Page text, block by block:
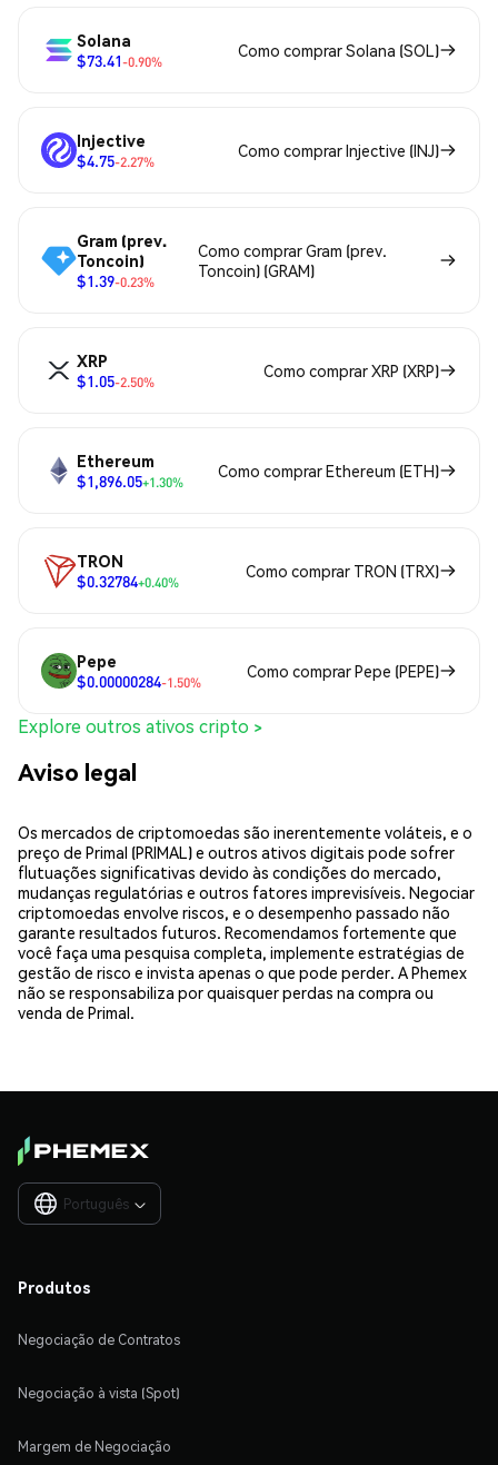
Solana
$73.41-0.90%
Como comprar Solana (SOL)
Injective
$4.75-2.27%
Como comprar Injective (INJ)
Gram (prev.
Toncoin)
$1.39-0.23%
Como comprar Gram (prev.
Toncoin) (GRAM)
XRP
$1.05-2.50%
Como comprar XRP (XRP)
Ethereum
$1,896.05+1.30%
Como comprar Ethereum (ETH)
TRON
$0.32784+0.40%
Como comprar TRON (TRX)
Pepe
$0.00000284-1.50%
Como comprar Pepe (PEPE)
Explore outros ativos cripto >
Aviso legal
Os mercados de criptomoedas são inerentemente voláteis, e o
preço de Primal (PRIMAL) e outros ativos digitais pode sofrer
flutuações significativas devido às condições do mercado,
mudanças regulatórias e outros fatores imprevisíveis. Negociar
criptomoedas envolve riscos, e o desempenho passado não
garante resultados futuros. Recomendamos fortemente que
você faça uma pesquisa completa, implemente estratégias de
gestão de risco e invista apenas o que pode perder. A Phemex
não se responsabiliza por quaisquer perdas na compra ou
venda de Primal.
Português 
Produtos
Negociação de Contratos
Negociação à vista (Spot)
Margem de Negociação